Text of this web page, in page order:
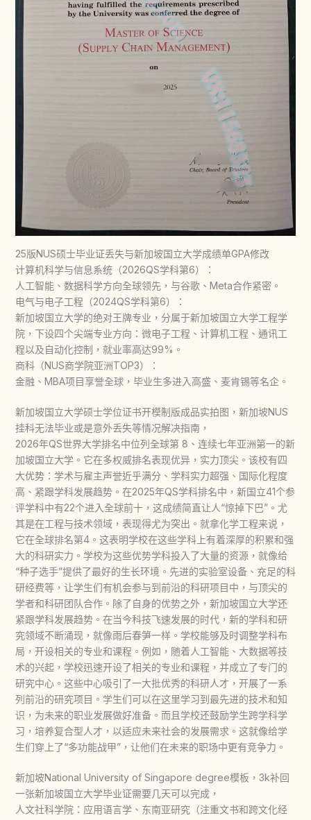
25版NUS硕士毕业证丢失与新加坡国立大学成绩单GPA修改
计算机科学与信息系统（2026QS学科第6）：
人工智能、数据科学方向全球领先，与谷歌、Meta合作紧密。
电气与电子工程（2024QS学科第6）：
新加坡国立大学的绝对王牌专业，分属于新加坡国立大学工程学
院，下设四个尖端专业方向：微电子工程、计算机工程、通讯工
程以及自动化控制，就业率高达99%。
商科（NUS商学院亚洲TOP3）：
金融、MBA项目享誉全球，毕业生多进入高盛、麦肯锡等名企。
新加坡国立大学硕士学位证书开模制版成品实拍图，新加坡NUS
挂科无法毕业或是意外丢失等情况解决指南，
2026年QS世界大学排名中位列全球第 8、连续七年亚洲第一的新
加坡国立大学。它在多权威排名表现优异，实力顶尖。该校有四
大优势：学术与雇主声誉近乎满分、学科实力超强、国际化程度
高、紧跟学科发展趋势。在2025年QS学科排名中，新国立41个参
评学科中有22个进入全球前十，这成绩简直让人“惊掉下巴”。尤
其是在工程与技术领域，表现得尤为突出。就拿化学工程来说，
它在全球排名第4。这表明学校在这些学科上有着深厚的积累和强
大的科研实力。学校为这些优势学科投入了大量的资源，就像给
“种子选手”提供了最好的生长环境。先进的实验室设备、充足的科
研经费等，让学生们有机会参与到前沿的科研项目中，与顶尖的
学者和科研团队合作。除了自身的优势之外，新加坡国立大学还
紧跟学科发展趋势。在当今科技飞速发展的时代，新的学科和研
究领域不断涌现，就像雨后春笋一样。学校能够及时调整学科布
局，开设相关的专业和课程。例如，随着人工智能、大数据等技
术的兴起，学校迅速开设了相关的专业和课程，并成立了专门的
研究中心。这些中心吸引了一大批优秀的科研人才，开展了一系
列前沿的研究项目。学生们可以在这里学习到最先进的技术和知
识，为未来的职业发展做好准备。而且学校还鼓励学生跨学科学
习，培养复合型人才，以适应未来社会的发展需求。这就像给学
生们穿上了“多功能战甲”，让他们在未来的职场中更有竞争力。
新加坡National University of Singapore degree模板，3k补回
一张新加坡国立大学毕业证需要几天可以完成，
人文社科学院：应用语言学、东南亚研究（注重文书和跨文化经